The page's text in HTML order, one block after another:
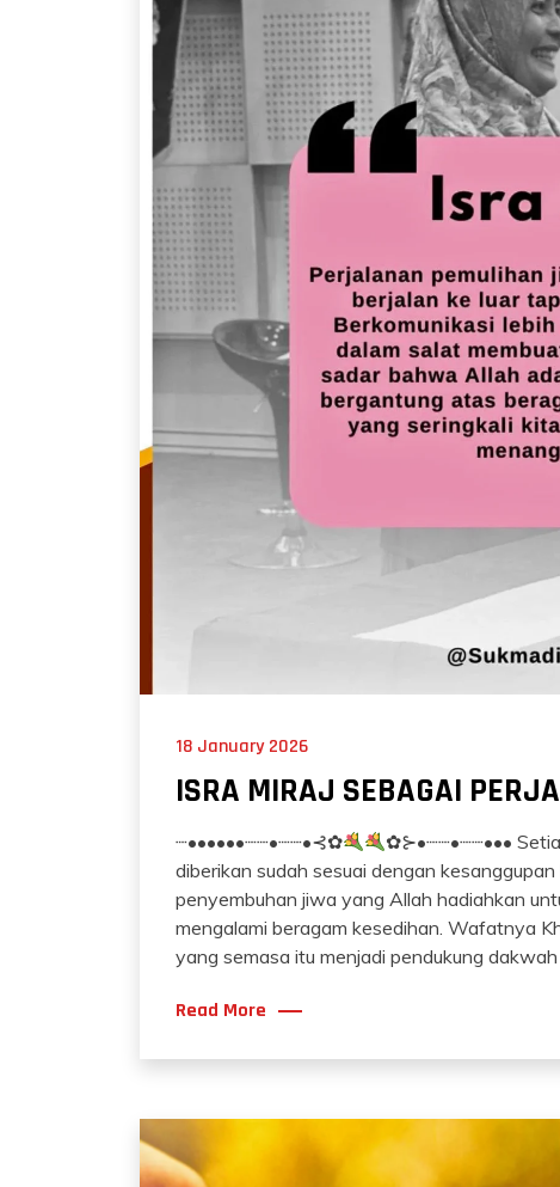
18 January 2026
ISRA MIRAJ SEBAGAI
┈••••••┈┈•┈┈•⊰✿
✿⊱•┈┈•┈┈•••
diberikan sudah sesuai dengan
penyembuhan jiwa yang Allah hadiahkan
mengalami beragam kesedihan. Wafatnya
yang semasa itu menjadi pendukung
Read More